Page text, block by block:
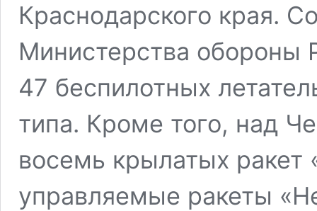
Краснодарского края.
Министерства обороны
47 беспилотных
типа. Кроме того, над
восемь крылатых ракет
управляемые ракеты